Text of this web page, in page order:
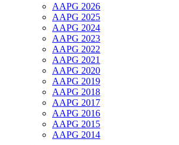
AAPG 2026
AAPG 2025
AAPG 2024
AAPG 2023
AAPG 2022
AAPG 2021
AAPG 2020
AAPG 2019
AAPG 2018
AAPG 2017
AAPG 2016
AAPG 2015
AAPG 2014